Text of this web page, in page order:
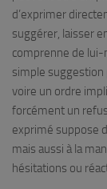
d’exprimer
suggérer, laisser
comprenne de
simple suggestion
voire un ordre
forcément un
exprimé suppose
mais aussi à la
hésitations ou